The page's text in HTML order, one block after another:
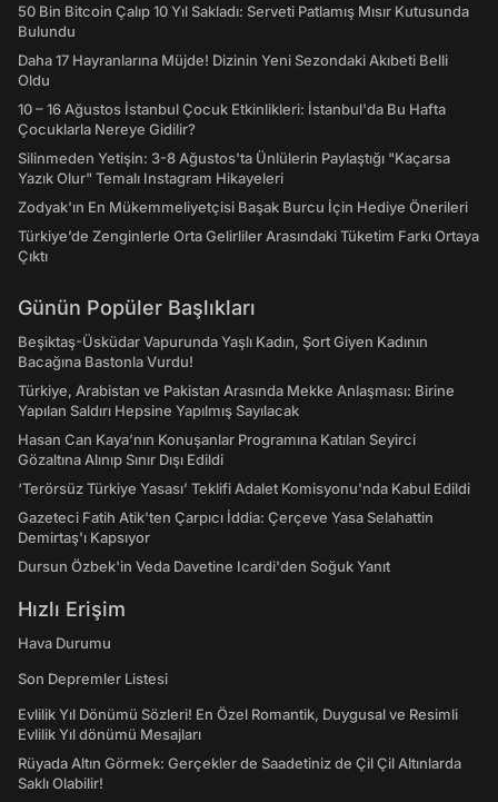
50 Bin Bitcoin Çalıp 10 Yıl Sakladı: Serveti Patlamış Mısır Kutusunda
Bulundu
Daha 17 Hayranlarına Müjde! Dizinin Yeni Sezondaki Akıbeti Belli
Oldu
10 – 16 Ağustos İstanbul Çocuk Etkinlikleri: İstanbul'da Bu Hafta
Çocuklarla Nereye Gidilir?
Silinmeden Yetişin: 3-8 Ağustos'ta Ünlülerin Paylaştığı "Kaçarsa
Yazık Olur" Temalı Instagram Hikayeleri
Zodyak'ın En Mükemmeliyetçisi Başak Burcu İçin Hediye Önerileri
Türkiye’de Zenginlerle Orta Gelirliler Arasındaki Tüketim Farkı Ortaya
Çıktı
Günün Popüler Başlıkları
Beşiktaş-Üsküdar Vapurunda Yaşlı Kadın, Şort Giyen Kadının
Bacağına Bastonla Vurdu!
Türkiye, Arabistan ve Pakistan Arasında Mekke Anlaşması: Birine
Yapılan Saldırı Hepsine Yapılmış Sayılacak
Hasan Can Kaya’nın Konuşanlar Programına Katılan Seyirci
Gözaltına Alınıp Sınır Dışı Edildi
‘Terörsüz Türkiye Yasası’ Teklifi Adalet Komisyonu'nda Kabul Edildi
Gazeteci Fatih Atik'ten Çarpıcı İddia: Çerçeve Yasa Selahattin
Demirtaş'ı Kapsıyor
Dursun Özbek'in Veda Davetine Icardi'den Soğuk Yanıt
Hızlı Erişim
Hava Durumu
Son Depremler Listesi
Evlilik Yıl Dönümü Sözleri! En Özel Romantik, Duygusal ve Resimli
Evlilik Yıl dönümü Mesajları
Rüyada Altın Görmek: Gerçekler de Saadetiniz de Çil Çil Altınlarda
Saklı Olabilir!